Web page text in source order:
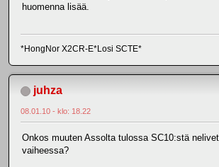
huomenna lisää.
*HongNor X2CR-E*Losi SCTE*
juhza
08.01.10 - klo: 18.22
Onkos muuten Assolta tulossa SC10:stä
vaiheessa?